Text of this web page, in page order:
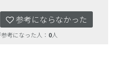
参考にならなかった
考になった人： 0人